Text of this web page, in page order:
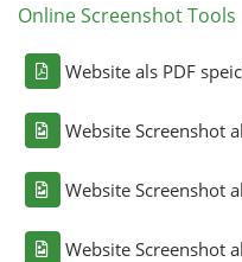
Online Screenshot Tools
Website als PDF
Website Screenshot
Website Screenshot
Website Screenshot